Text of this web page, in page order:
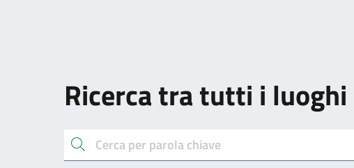
Ricerca tra tutti i luoghi
cerca